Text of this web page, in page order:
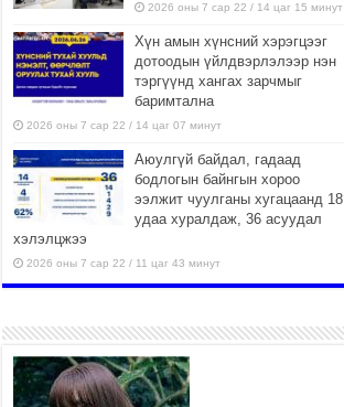
2026 оны 7 сар 22 / 14 цаг 15 минут
Хүн амын хүнсний хэрэгцээг
дотоодын үйлдвэрлэлээр нэн
тэргүүнд хангах зарчмыг
баримтална
2026 оны 7 сар 22 / 14 цаг 07 минут
Аюулгүй байдал, гадаад
бодлогын байнгын хороо
ээлжит чуулганы хугацаанд 18
удаа хуралдаж, 36 асуудал
хэлэлцжээ
2026 оны 7 сар 22 / 11 цаг 43 минут
боломжтой-Хүүхэд хөгжүүлэх
төв” байгуулах төсөлд төр,
хувийн хэвшлийн түншлэлийн хүрээнд хамтран
ажиллахыг урьж байна